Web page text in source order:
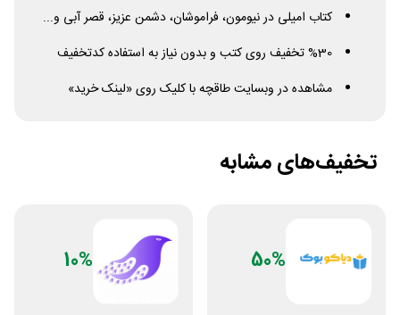
کتاب امیلی در نیومون، فراموشان، دشمن عزیز، قصر آبی و...
%30 تخفیف روی کتب و بدون نیاز به استفاده کدتخفیف
مشاهده در وبسایت طاقچه با کلیک روی «لینک خرید»
تخفیف‌های مشابه
50%
10%